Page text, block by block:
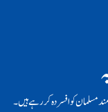
مسلمان کو افسردہ کر رہے ہیں۔